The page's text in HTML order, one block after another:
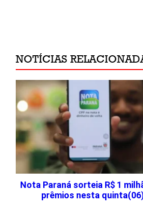
NOTÍCIAS
Nota Paraná sorteia R$ 1
prêmios nesta